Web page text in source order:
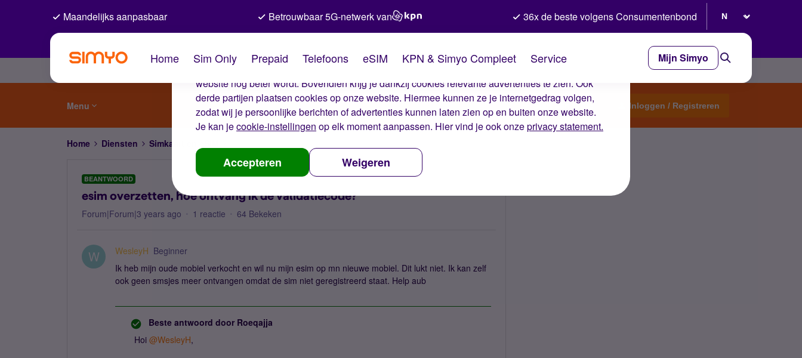
De cookies van Simyo
Wij gebruiken cookies op onze website. Met deze cookies zorgen wij ervoor dat je ervaring op de
website nog beter wordt. Bovendien krijg je dankzij cookies relevante advertenties te zien. Ook
derde partijen plaatsen cookies op onze website. Hiermee kunnen ze je internetgedrag volgen,
zodat wij je persoonlijke berichten of advertenties kunnen laten zien op en buiten onze website.
Je kan jecookie-instellingen op elk moment aanpassen. Hier vind je ook onzeprivacy statement.
Accepteren Weigeren
Maandelijks aanpasbaar Betrouwbaar 5G-netwerk van 36x de beste volgens Consumentenbond
Home Sim Only Prepaid Telefoons eSIM KPN & Simyo Compleet Service Mijn Simyo
Menu Start een topic Inloggen / Registreren
Home Diensten Simkaart en eSIM
BEANTWOORD
esim overzetten, hoe ontvang ik de validatiecode?
Forum|Forum|3 years ago 1 reactie 64 Bekeken
W WesleyH Beginner
Ik heb mijn oude mobiel verkocht en wil nu mijn esim op mn nieuwe mobiel. Dit lukt niet. Ik kan zelf
ook geen smsjes meer ontvangen omdat de sim niet geregistreerd staat. Help aub
Beste antwoord door Roeqajja
Hoi @WesleyH,